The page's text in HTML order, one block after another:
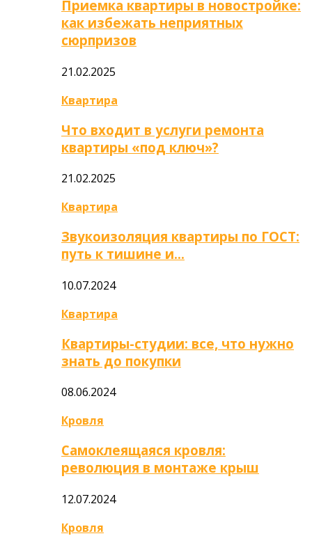
Приемка квартиры в новостройке:
как избежать неприятных
сюрпризов
21.02.2025
Квартира
Что входит в услуги ремонта
квартиры «под ключ»?
21.02.2025
Квартира
Звукоизоляция квартиры по ГОСТ:
путь к тишине и…
10.07.2024
Квартира
Квартиры-студии: все, что нужно
знать до покупки
08.06.2024
Кровля
Самоклеящаяся кровля:
революция в монтаже крыш
12.07.2024
Кровля